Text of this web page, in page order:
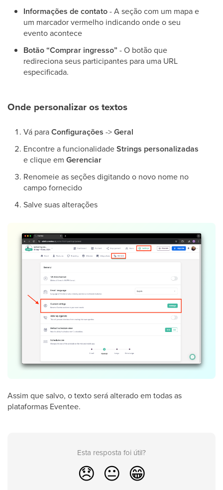
Informações de contato- A seção com um mapa e
um marcador vermelho indicando onde o seu
evento acontece
Botão “Comprar ingresso” - O botão que
redireciona seus participantes para uma URL
especificada.
Onde personalizar os textos
Vá paraConfigurações ->Geral
Encontre a funcionalidadeStrings personalizadas
e clique em Gerenciar
Renomeie as seções digitando o novo nome no
campo fornecido
Salve suas alterações
Assim que salvo, o texto será alterado em todas as
plataformas Eventee.
Esta resposta foi útil?
😞 😐 😁